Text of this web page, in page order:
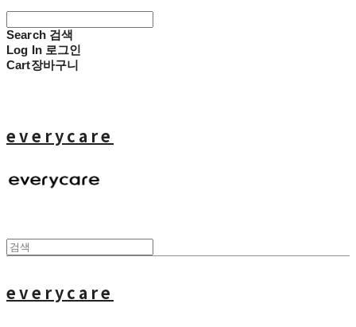
Search 검색
Log In 로그인
Cart장바구니
everycare
everycare